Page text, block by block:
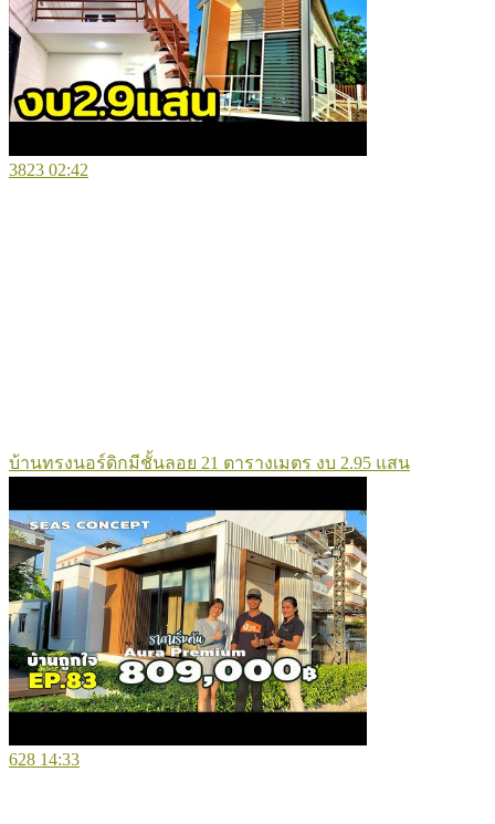
3823 02:42
บ้านทรงนอร์ดิกมีชั้นลอย 21 ตารางเมตร งบ 2.95 แสน
628 14:33